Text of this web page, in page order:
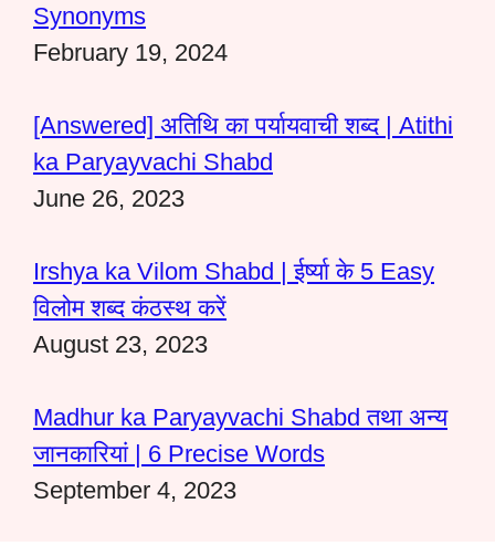
Synonyms
February 19, 2024
[Answered] अतिथि का पर्यायवाची शब्द | Atithi
ka Paryayvachi Shabd
June 26, 2023
Irshya ka Vilom Shabd | ईर्ष्या के 5 Easy
विलोम शब्द कंठस्थ करें
August 23, 2023
Madhur ka Paryayvachi Shabd तथा अन्य
जानकारियां | 6 Precise Words
September 4, 2023